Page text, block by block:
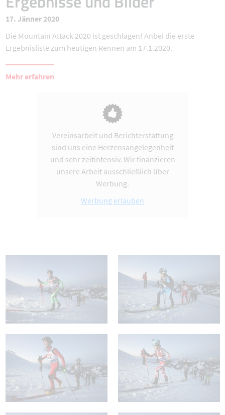
17. Jänner 2020
Die Mountain Attack 2020 ist geschlagen! Anbei die erste
Ergebnisliste zum heutigen Rennen am 17.1.2020.
Mehr erfahren
Vereinsarbeit und Berichterstattung
sind uns eine Herzensangelegenheit
und sehr zeitintensiv. Wir finanzieren
unsere Arbeit ausschließlich über
Werbung.
Werbung erlauben